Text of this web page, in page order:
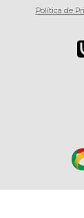
Política de